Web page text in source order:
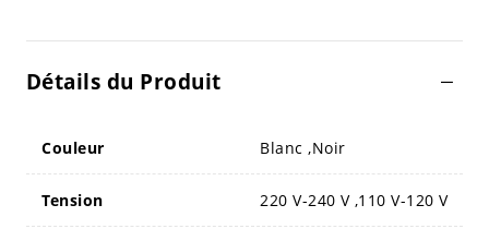
Détails du Produit
Couleur Blanc ,Noir
Tension 220 V-240 V ,110 V-120 V